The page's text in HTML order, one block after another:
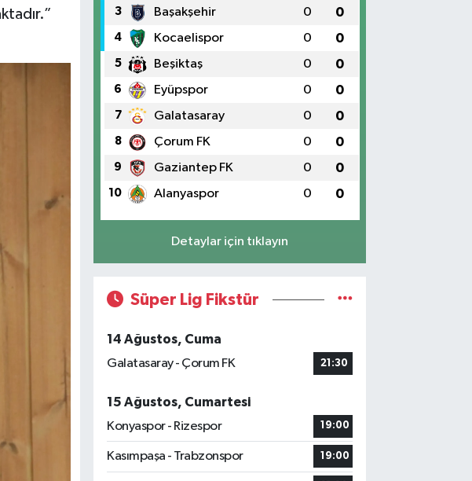
3 Başakşehir 0 0
4 Kocaelispor 0 0
5 Beşiktaş 0 0
6 Eyüpspor 0 0
7 Galatasaray 0 0
8 Çorum FK 0 0
9 Gaziantep FK 0 0
10 Alanyaspor 0 0
Detaylar için tıklayın
Süper Lig Fikstür
14 Ağustos, Cuma
Galatasaray - Çorum FK
21:30
15 Ağustos, Cumartesi
Konyaspor - Rizespor
19:00
Kasımpaşa - Trabzonspor 19:00